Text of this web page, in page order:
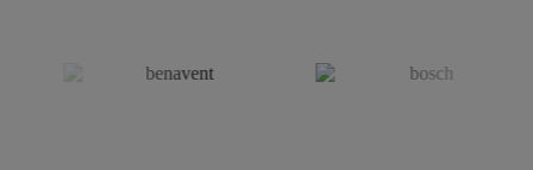
GUÍA DE COMPRA